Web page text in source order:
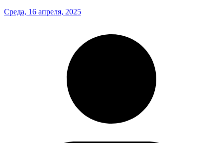
Среда, 16 апреля, 2025